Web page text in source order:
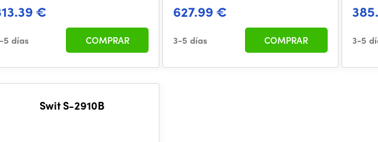
€
5 días COMPRAR
627.99 €
3-5 días COMPRAR 3-5
Swit S-2910B